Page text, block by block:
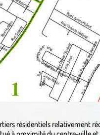
résidentiels relativement